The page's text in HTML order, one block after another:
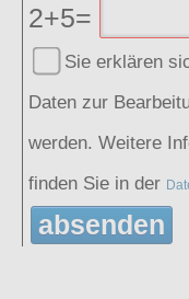
2+5=
Sie erklären
Daten zur
werden. Weitere
finden Sie in der
absenden